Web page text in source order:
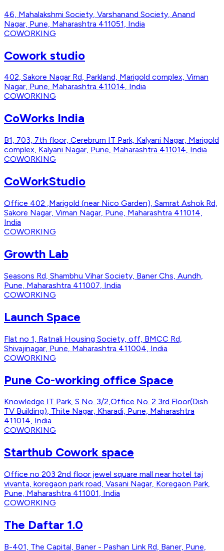
46, Mahalakshmi Society, Varshanand Society, Anand
Nagar, Pune, Maharashtra 411051, India
COWORKING
Cowork studio
402, Sakore Nagar Rd, Parkland, Marigold complex, Viman
Nagar, Pune, Maharashtra 411014, India
COWORKING
CoWorks India
B1, 703, 7th floor, Cerebrum IT Park, Kalyani Nagar, Marigold
complex, Kalyani Nagar, Pune, Maharashtra 411014, India
COWORKING
CoWorkStudio
Office 402 ,Marigold (near Nico Garden), Samrat Ashok Rd,
Sakore Nagar, Viman Nagar, Pune, Maharashtra 411014,
India
COWORKING
Growth Lab
Seasons Rd, Shambhu Vihar Society, Baner Chs, Aundh,
Pune, Maharashtra 411007, India
COWORKING
Launch Space
Flat no 1, Ratnali Housing Society, off, BMCC Rd,
Shivajinagar, Pune, Maharashtra 411004, India
COWORKING
Pune Co-working office Space
Knowledge IT Park, S No. 3/2,Office No. 2 3rd Floor(Dish
TV Building), Thite Nagar, Kharadi, Pune, Maharashtra
411014, India
COWORKING
Starthub Cowork space
Office no 203 2nd floor jewel square mall near hotel taj
vivanta, koregaon park road, Vasani Nagar, Koregaon Park,
Pune, Maharashtra 411001, India
COWORKING
The Daftar 1.0
B-401, The Capital, Baner - Pashan Link Rd, Baner, Pune,